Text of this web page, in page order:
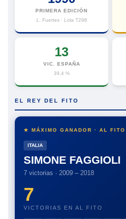
PRIMERA EDICIÓN
L. Fuertes · Lola T298
13
VIC. ESPAÑA
39,4 %
EL REY DEL FITO
★ MÁXIMO GANADOR · AL FITO
ITALIA
SIMONE FAGGIOLI
7 victorias · 2009 – 2018
7
VICTORIAS EN AL FITO